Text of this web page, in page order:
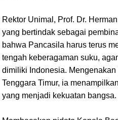
Rektor Unimal, Prof. Dr.
yang bertindak sebagai
bahwa Pancasila harus terus
tengah keberagaman suku,
dimiliki Indonesia.
Tenggara Timur, ia
yang menjadi kekuatan bangsa.